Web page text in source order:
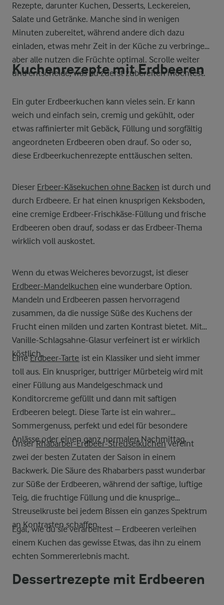
Rezepte, darunter Kuchen, Desserts, Leckereien,
Salate und Getränke. Manche sind in wenigen
Minuten zubereitet, während andere dich dazu
einladen, etwas mehr Zeit in der Küche zu verbringen,
aber alle nutzen die Früchte optimal. Scrolle weiter
und entscheide, was du zuerst zubereiten möchtest.
Kuchenrezepte mit Erdbeeren
Ein guter Erdbeerkuchen kann vieles sein. Er kann
weich und einfach sein, cremig und gekühlt, oder
etwas raffinierter mit Gebäck, Füllung und sorgfältig
angeordneten Erdbeeren oben drauf. So oder so,
diese Erdbeerkuchenrezepte enttäuschen selten.
Dieser Erbeer-Käsekuchen ohne Backen ist durch und
durch Erdbeere. Er hat einen knusprigen Keksboden,
eine cremige Erdbeer-Frischkäse-Füllung und frische
Erdbeeren oben drauf, sodass er das Erdbeer-Thema
wirklich voll auskostet.
Wenn du etwas Weicheres bevorzugst, ist dieser
Erdbeer-Mandelkuchen eine wunderbare Option.
Mandeln und Erdbeeren passen hervorragend
zusammen, da die nussige Süße des Kuchens der
Frucht einen milden und zarten Kontrast bietet. Mit
Vanille-Schlagsahne-Glasur verfeinert ist er wirklich
köstlich.
EineErdbeer-Tarte ist ein Klassiker und sieht immer
toll aus. Ein knuspriger, buttriger Mürbeteig wird mit
einer Füllung aus Mandelgeschmack und
Konditorcreme gefüllt und dann mit saftigen
Erdbeeren belegt. Diese Tarte ist ein wahrer
Sommergenuss, perfekt und edel für besondere
Anlässe oder einen ganz normalen Nachmittag.
UnserRhabarber-Erdbeer-Streuselkuchenvereint
zwei der besten Zutaten der Saison in einem
Backwerk. Die Säure des Rhabarbers passt wunderbar
zur Süße der Erdbeeren, während der saftige, luftige
Teig, die fruchtige Füllung und die knusprige
Streuselkruste bei jedem Bissen ein ganzes Spektrum
an Kontrasten schaffen.
Egal, wie du sie verarbeitest – Erdbeeren verleihen
einem Kuchen das gewisse Etwas, das ihn zu einem
echten Sommererlebnis macht.
Dessertrezepte mit Erdbeeren